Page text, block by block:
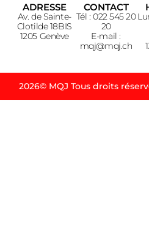
ADRESSE
Av. de Sainte-
Clotilde 18BIS
1205 Genève
CONTACT
Tél : 022 545 20
20
E-mail :
mqj@mqj.ch
2026© MQJ Tous droits